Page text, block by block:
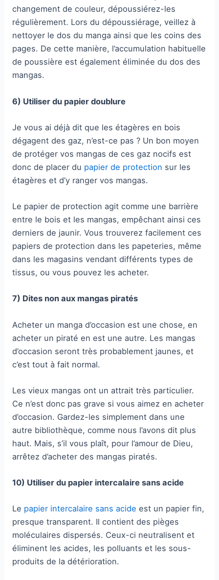
changement de couleur, dépoussiérez-les
régulièrement. Lors du dépoussiérage, veillez à
nettoyer le dos du manga ainsi que les coins des
pages. De cette manière, l’accumulation habituelle
de poussière est également éliminée du dos des
mangas.
6) Utiliser du papier doublure
Je vous ai déjà dit que les étagères en bois
dégagent des gaz, n’est-ce pas ? Un bon moyen
de protéger vos mangas de ces gaz nocifs est
donc de placer du papier de protection sur les
étagères et d’y ranger vos mangas.
Le papier de protection agit comme une barrière
entre le bois et les mangas, empêchant ainsi ces
derniers de jaunir. Vous trouverez facilement ces
papiers de protection dans les papeteries, même
dans les magasins vendant différents types de
tissus, ou vous pouvez les acheter.
7) Dites non aux mangas piratés
Acheter un manga d’occasion est une chose, en
acheter un piraté en est une autre. Les mangas
d’occasion seront très probablement jaunes, et
c’est tout à fait normal.
Les vieux mangas ont un attrait très particulier.
Ce n’est donc pas grave si vous aimez en acheter
d’occasion. Gardez-les simplement dans une
autre bibliothèque, comme nous l’avons dit plus
haut. Mais, s’il vous plaît, pour l’amour de Dieu,
arrêtez d’acheter des mangas piratés.
10) Utiliser du papier intercalaire sans acide
Le papier intercalaire sans acide est un papier fin,
presque transparent. Il contient des pièges
moléculaires dispersés. Ceux-ci neutralisent et
éliminent les acides, les polluants et les sous-
produits de la détérioration.